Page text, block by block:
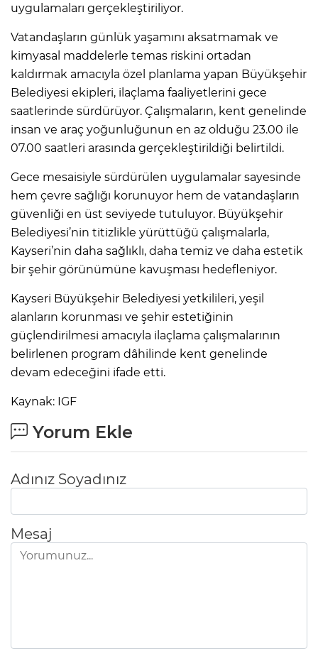
uygulamaları gerçekleştiriliyor.
Vatandaşların günlük yaşamını aksatmamak ve
kimyasal maddelerle temas riskini ortadan
kaldırmak amacıyla özel planlama yapan Büyükşehir
Belediyesi ekipleri, ilaçlama faaliyetlerini gece
saatlerinde sürdürüyor. Çalışmaların, kent genelinde
insan ve araç yoğunluğunun en az olduğu 23.00 ile
07.00 saatleri arasında gerçekleştirildiği belirtildi.
Gece mesaisiyle sürdürülen uygulamalar sayesinde
hem çevre sağlığı korunuyor hem de vatandaşların
güvenliği en üst seviyede tutuluyor. Büyükşehir
Belediyesi’nin titizlikle yürüttüğü çalışmalarla,
Kayseri’nin daha sağlıklı, daha temiz ve daha estetik
bir şehir görünümüne kavuşması hedefleniyor.
Kayseri Büyükşehir Belediyesi yetkilileri, yeşil
alanların korunması ve şehir estetiğinin
güçlendirilmesi amacıyla ilaçlama çalışmalarının
belirlenen program dâhilinde kent genelinde
devam edeceğini ifade etti.
Kaynak: IGF
Yorum Ekle
Adınız Soyadınız
Mesaj